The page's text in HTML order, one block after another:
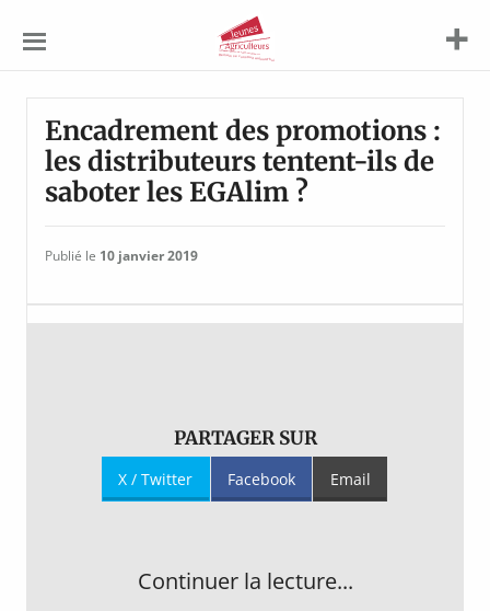
Agriculteurs
Encadrement des promotions :
les distributeurs tentent-ils de
saboter les EGAlim ?
Publié le 10 janvier 2019
PARTAGER SUR
X / Twitter Facebook Email
Continuer la lecture...